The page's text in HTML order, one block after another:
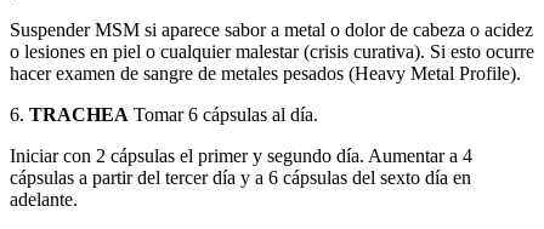
Suspender MSM si aparece sabor a metal o dolor de cabeza o acidez
o lesiones en piel o cualquier malestar (crisis curativa). Si esto ocurre
hacer examen de sangre de metales pesados (Heavy Metal Profile).
6. TRACHEA Tomar 6 cápsulas al día.
Iniciar con 2 cápsulas el primer y segundo día. Aumentar a 4
cápsulas a partir del tercer día y a 6 cápsulas del sexto día en
adelante.